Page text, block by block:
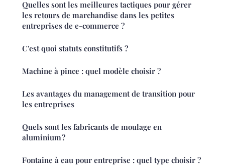
Quelles sont les meilleures tactiques pour gérer
les retours de marchandise dans les petites
entreprises de e-commerce ?
C'est quoi statuts constitutifs ?
Machine à pince : quel modèle choisir ?
Les avantages du management de transition pour
les entreprises
Quels sont les fabricants de moulage en
aluminium ?
Fontaine à eau pour entreprise : quel type choisir ?